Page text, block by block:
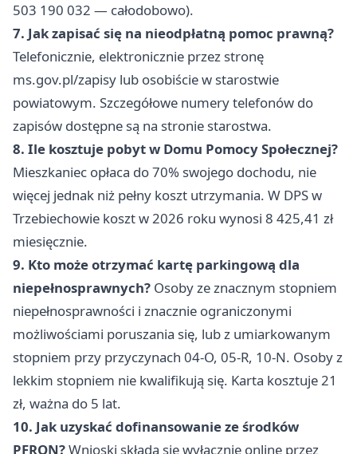
503 190 032 — całodobowo).
7. Jak zapisać się na nieodpłatną pomoc prawną?
Telefonicznie, elektronicznie przez stronę
ms.gov.pl/zapisy lub osobiście w starostwie
powiatowym. Szczegółowe numery telefonów do
zapisów dostępne są na stronie starostwa.
8. Ile kosztuje pobyt w Domu Pomocy Społecznej?
Mieszkaniec opłaca do 70% swojego dochodu, nie
więcej jednak niż pełny koszt utrzymania. W DPS w
Trzebiechowie koszt w 2026 roku wynosi 8 425,41 zł
miesięcznie.
9. Kto może otrzymać kartę parkingową dla
niepełnosprawnych? Osoby ze znacznym stopniem
niepełnosprawności i znacznie ograniczonymi
możliwościami poruszania się, lub z umiarkowanym
stopniem przy przyczynach 04-O, 05-R, 10-N. Osoby z
lekkim stopniem nie kwalifikują się. Karta kosztuje 21
zł, ważna do 5 lat.
10. Jak uzyskać dofinansowanie ze środków
PFRON?Wnioski składa się wyłącznie online przez